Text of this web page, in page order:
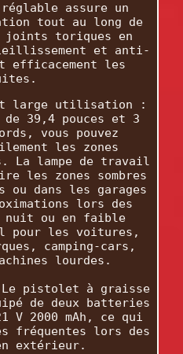
assure un
tout au long de
joints toriques en
et anti-
efficacement les
large utilisation :
39,4 pouces et 3
vous pouvez
les zones
La lampe de travail
les zones sombres
ou dans les garages
lors des
nuit ou en faible
pour les voitures,
camping-cars,
lourdes.
pistolet à graisse
de deux batteries
V 2000 mAh, ce qui
fréquentes lors des
extérieur.